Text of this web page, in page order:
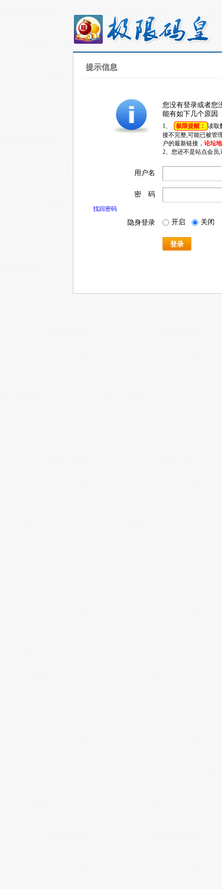
提示信息
您没有登录或者您
能有如下几个原因
1、 极限提醒： 读取
接不完整,可能已被管
户的最新链接， 论坛
2、您还不是站点会员
用户名
密 码
找回密码
隐身登录 开启 关闭
登录